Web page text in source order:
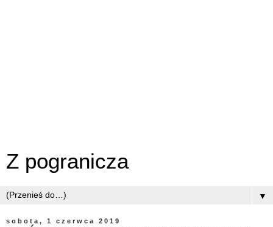
Z pogranicza
▼
sobota, 1 czerwca 2019